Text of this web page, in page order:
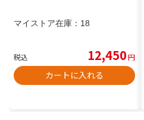
マイストア在庫： 18
税込 12,450円
カートに入れる